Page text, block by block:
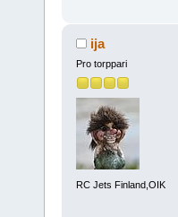
ija
Pro torppari
RC Jets Finland,OIK